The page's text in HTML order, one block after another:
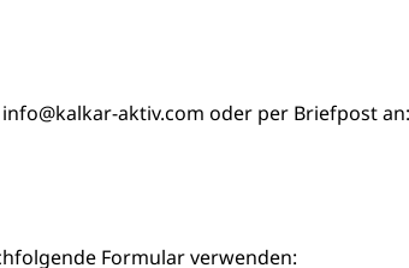
info@kalkar-aktiv.com oder per Briefpost an:
Formular verwenden: